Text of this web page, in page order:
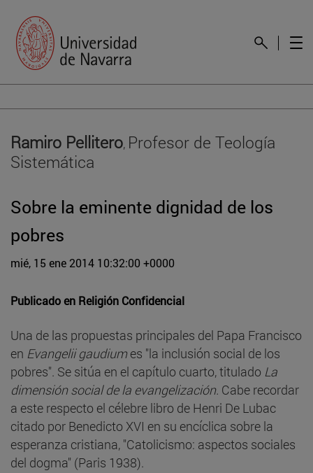
Ramiro Pellitero, Profesor de Teología
Sistemática
Sobre la eminente dignidad de los
pobres
mié, 15 ene 2014 10:32:00 +0000
Publicado en Religión Confidencial
Una de las propuestas principales del Papa Francisco
en Evangelii gaudium es "la inclusión social de los
pobres". Se sitúa en el capítulo cuarto, titulado La
dimensión social de la evangelización. Cabe recordar
a este respecto el célebre libro de Henri De Lubac
citado por Benedicto XVI en su encíclica sobre la
esperanza cristiana, "Catolicismo: aspectos sociales
del dogma" (Paris 1938).